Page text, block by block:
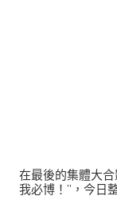
在最後的集體大
我必博！”，今日